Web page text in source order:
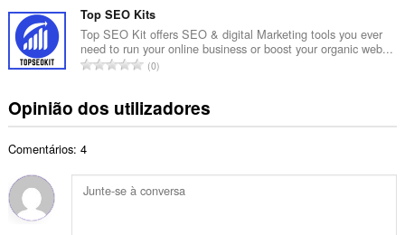
l
i
a
ç
e
s
d
e
a
v
l
i
õ
e
o
t
a
e
a
l
m
e
r
o
o
t
d
e
Top SEO Kits
Top SEO Kit offers SEO & digital Marketing tools you ever
need to run your online business or boost your organic web...
N
m
e
t
o
0
Opinião dos utilizadores
Comentários: 4